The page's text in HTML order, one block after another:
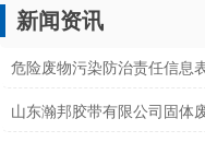
新闻资讯
危险废物污染防治责任信息
山东瀚邦胶带有限公司固体